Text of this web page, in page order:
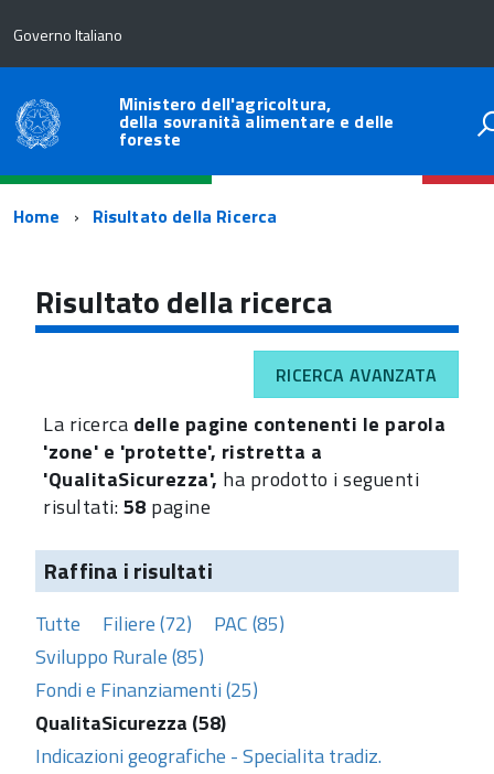
Governo Italiano
Ministero dell'agricoltura,
della sovranità alimentare e delle
foreste
Percorso
navigazione
Home Risultato della Ricerca
Risultato della ricerca
RICERCA AVANZATA
La ricerca delle pagine contenenti le parola
'zone' e 'protette', ristretta a
'QualitaSicurezza', ha prodotto i seguenti
risultati:58 pagine
Raffina i risultati
Tutte Filiere (72)
PAC (85)
Sviluppo Rurale (85)
Fondi e Finanziamenti (25)
QualitaSicurezza (58)
Indicazioni geografiche - Specialita tradiz.